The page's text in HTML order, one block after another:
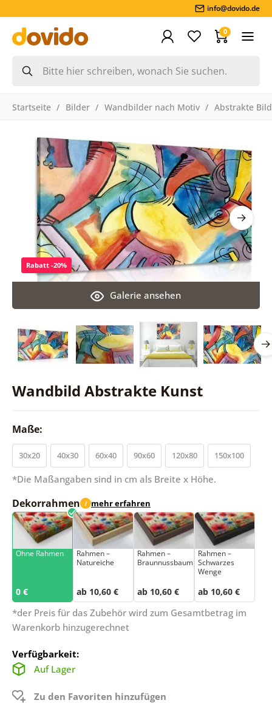
info@dovido.de
0
Startseite Bilder Wandbilder nach Motiv Abstrakte
Wandbild Abstrakte Kunst
Galerie ansehen
Rabatt -20%
Maße:
30x20 40x30 60x40 90x60 120x80 150x100
*Die Maßangaben sind in cm als Breite x Höhe.
Dekorrahmen i mehr erfahren
Ohne Rahmen
0 €
Rahmen –
Natureiche
ab 10,60 €
Rahmen –
Braunnussbaum
ab 10,60 €
Rahmen –
Schwarzes
Wenge
ab 10,60 €
*der Preis für das Zubehör wird zum Gesamtbetrag im
Warenkorb hinzugerechnet
Verfügbarkeit:
Auf Lager
Zu den Favoriten hinzufügen